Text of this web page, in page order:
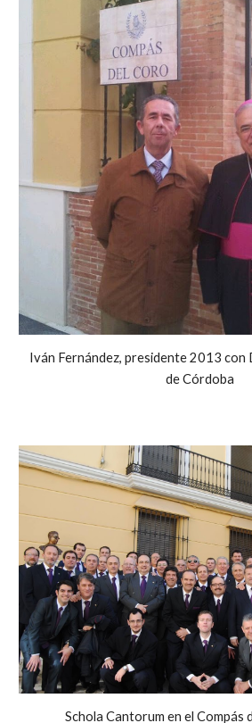
Iván Fernández, presidente 2013 con
de Córdoba
Schola Cantorum en el Compás